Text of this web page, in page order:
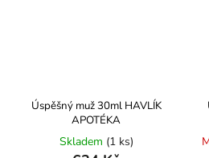
Úspěšný muž 30ml HAVLÍK
APOTÉKA
Skladem (1 ks)